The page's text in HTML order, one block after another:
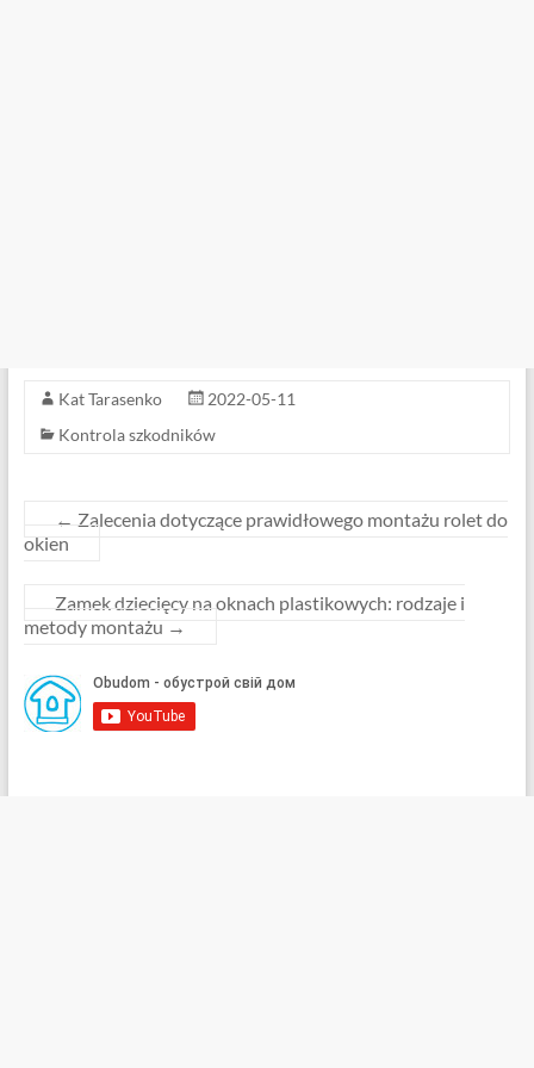
Kat Tarasenko
2022-05-11
Kontrola szkodników
← Zalecenia dotyczące prawidłowego montażu rolet do
okien
Zamek dziecięcy na oknach plastikowych: rodzaje i
metody montażu →